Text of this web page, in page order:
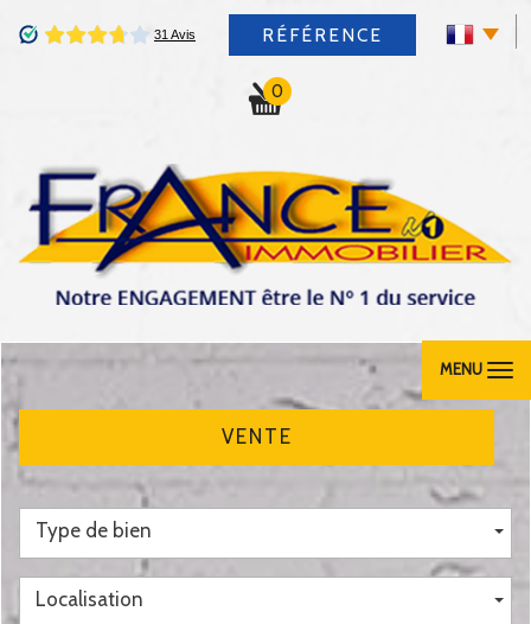
RÉFÉRENCE
0
MENU
VENTE
Type de bien
Localisation